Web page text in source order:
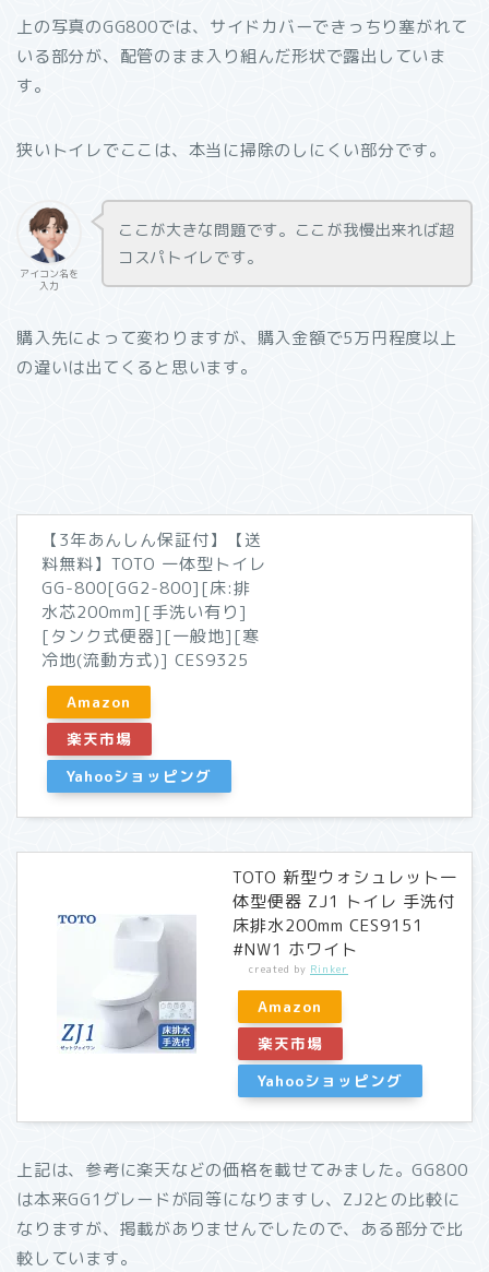
上の写真のGG800では、サイドカバーできっちり塞がれて
いる部分が、配管のまま入り組んだ形状で露出していま
す。
狭いトイレでここは、本当に掃除のしにくい部分です。
アイコン名を
入力
ここが大きな問題です。ここが我慢出来れば超
コスパトイレです。
購入先によって変わりますが、購入金額で5万円程度以上
の違いは出てくると思います。
【3年あんしん保証付】【送
料無料】TOTO 一体型トイレ
GG-800[GG2-800][床:排
水芯200mm][手洗い有り]
[タンク式便器][一般地][寒
冷地(流動方式)] CES9325
Amazon
楽天市場
Yahooショッピング
TOTO 新型ウォシュレット一
体型便器 ZJ1 トイレ 手洗付
床排水200mm CES9151
#NW1 ホワイト
created by Rinker
Amazon
楽天市場
Yahooショッピング
上記は、参考に楽天などの価格を載せてみました。GG800
は本来GG1グレードが同等になりますし、ZJ2との比較に
なりますが、掲載がありませんでしたので、ある部分で比
較しています。